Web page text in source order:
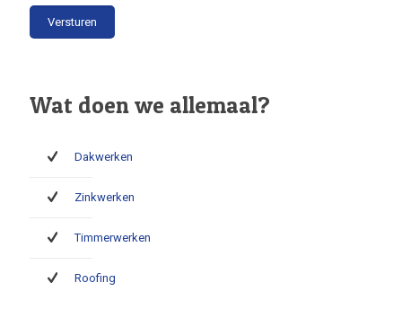
Wat doen we allemaal?
Dakwerken
Zinkwerken
Timmerwerken
Roofing